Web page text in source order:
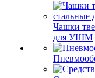
Чашки
для УШМ